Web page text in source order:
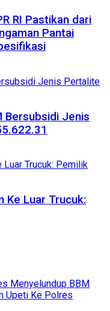
RI Pastikan dari
Pantai
Bersubsidi Jenis
Ke Luar Trucuk: